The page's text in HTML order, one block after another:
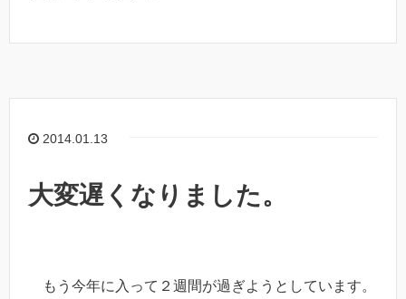
2014.01.13
大変遅くなりました。
もう今年に入って２週間が過ぎようとしています。